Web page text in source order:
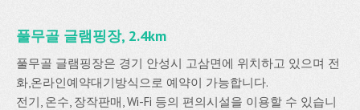
풀무골 글램핑장, 2.4km
풀무골 글램핑장은 경기 안성시 고삼면에 위치하고 있으며 전
화,온라인예약대기방식으로 예약이 가능합니다.
전기, 온수, 장작판매, Wi-Fi 등의 편의시설을 이용할 수 있습니